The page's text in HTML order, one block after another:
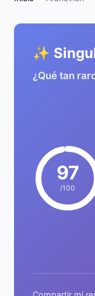
✨
¿Qué tan
97
/100